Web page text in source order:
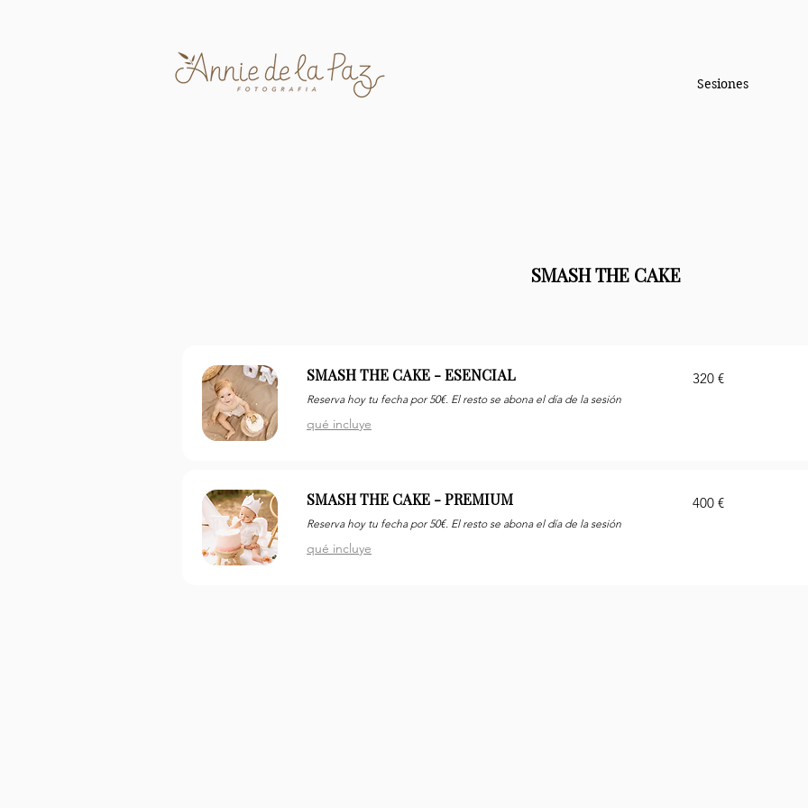
Sesiones
SMASH THE CAKE
SMASH THE CAKE - ESENCIAL
Reserva hoy tu fecha por 50€. El resto se abona el día de la sesión
qué incluye
euros
320 €
SMASH THE CAKE - PREMIUM
Reserva hoy tu fecha por 50€. El resto se abona el día de la sesión
qué incluye
euros
400 €